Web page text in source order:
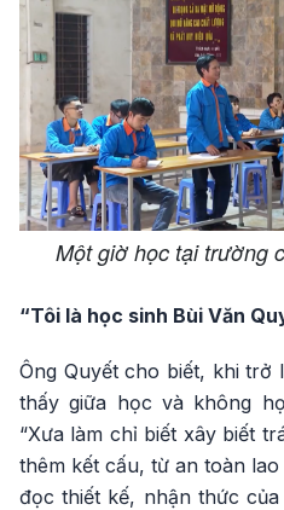
Một giờ học tại trường
“Tôi là học sinh Bùi Văn
Ông Quyết cho biết, khi trở
thấy giữa học và không
“Xưa làm chỉ biết xây biết
thêm kết cấu, từ an toàn
đọc thiết kế, nhận thức